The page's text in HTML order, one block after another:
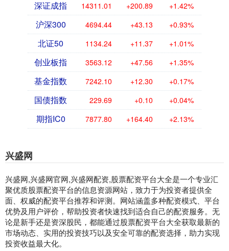
深证成指 14311.01 +200.89 +1.42%
沪深300 4694.44 +43.13 +0.93%
北证50 1134.24 +11.37 +1.01%
创业板指 3563.12 +47.56 +1.35%
基金指数 7242.10 +12.30 +0.17%
国债指数 229.69 +0.10 +0.04%
期指IC0 7877.80 +164.40 +2.13%
兴盛网
兴盛网,兴盛网官网,兴盛网配资,股票配资平台大全是一个专业汇
聚优质股票配资平台的信息资源网站，致力于为投资者提供全
面、权威的配资平台推荐和评测。网站涵盖多种配资模式、平台
优势及用户评价，帮助投资者快速找到适合自己的配资服务。无
论是新手还是资深股民，都能通过股票配资平台大全获取最新的
市场动态、实用的投资技巧以及安全可靠的配资选择，助力实现
投资收益最大化。